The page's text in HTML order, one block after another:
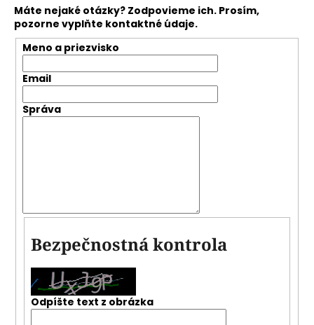
Máte nejaké otázky? Zodpovieme ich. Prosím,
pozorne vyplňte kontaktné údaje.
Meno a priezvisko
Email
Správa
Bezpečnostná kontrola
Odpíšte text z obrázka